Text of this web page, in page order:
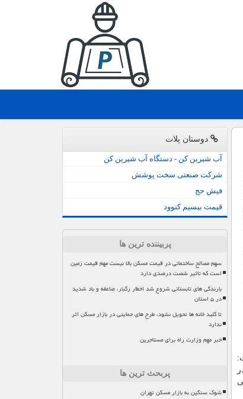
دوستان پلات
آب شیرین کن - دستگاه آب شیرین کن
شرکت صنعتی سخت پوشش
فیش حج
قیمت بیسیم کنوود
پربیننده ترین ها
سهم مصالح ساختمانی در قیمت مسکن بالا نیست مهم قیمت زمین
است که تاثیر شصت درصدی دارد
بارندگی های تابستانی شروع شد اخطار رگبار، صاعقه و باد شدید
در ۵ استان
تا کلید خانه ها تحویل نشود، طرح های حمایتی در بازار مسکن اثر
ندارد
خبر مهم وزارت راه برای مستاجرین
پربحث ترین ها
شوک سنگین به بازار مسکن تهران